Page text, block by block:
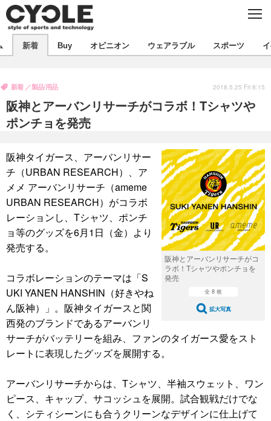
C
E
製品/用品
飲食
バックナンバー
コラム
インプレ
ボイス
デバイス
ビジネス
国内
スポーツ
選手
写真
動画
試乗会
スポーツ
ツアー
文化
芸能
出版／映画
話題
ファッション
デザイン
写真
ライフ
社会
政治
ハウツー
新着 Buy オピニオン ウェアラブル スポーツ
阪神とアーバンリサーチがコラボ！Tシャツや
ポンチョを発売
新着 製品/用品 2018.5.25 Fri 8:15
阪神とアーバンリサーチがコ
ラボ！Tシャツやポンチョを
発売
全 8 枚
拡大写真
阪神タイガース、アーバンリサー
チ（URBAN RESEARCH）、ア
メメ アーバンリサーチ（ameme
URBAN RESEARCH）がコラボ
レーションし、Tシャツ、ポンチ
ョ等のグッズを6月1日（金）より
発売する。
コラボレーションのテーマは「S
UKI YANEN HANSHIN（好きやね
ん阪神）」。阪神タイガースと関
西発のブランドであるアーバンリ
サーチがバッテリーを組み、ファンのタイガース愛をスト
レートに表現したグッズを展開する。
アーバンリサーチからは、Tシャツ、半袖スウェット、ワン
ピース、キャップ、サコッシュを展開。試合観戦だけでな
く、シティシーンにも合うクリーンなデザインに仕上げて